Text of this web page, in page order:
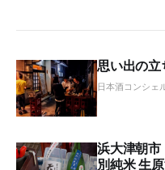
思い出の立
日本酒コンシェ
浜大津朝市
別純米 生